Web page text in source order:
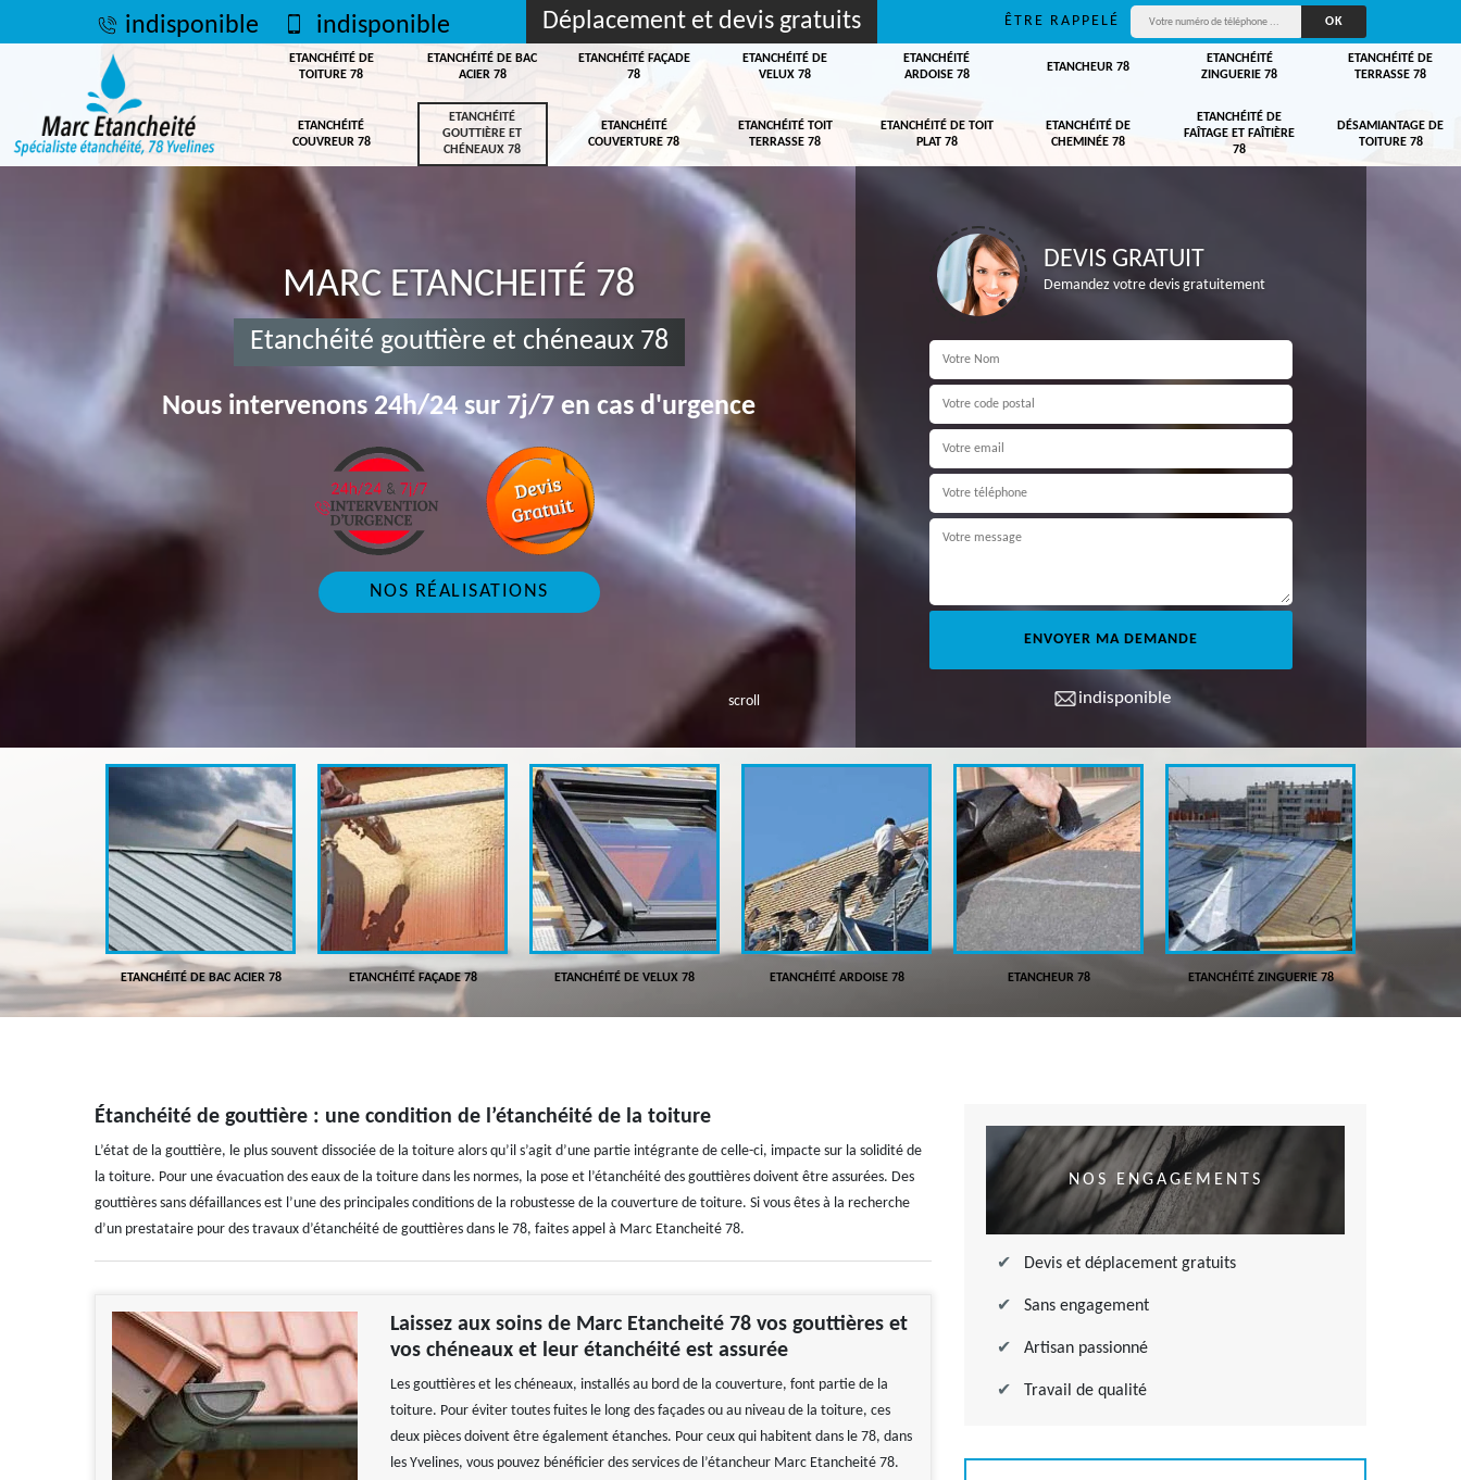
indisponible indisponible Déplacement et devis gratuits ÊTRE RAPPELÉ
ETANCHÉITÉ DE
TOITURE 78
ETANCHÉITÉ DE BAC
ACIER 78
ETANCHÉITÉ FAÇADE
78
ETANCHÉITÉ DE
VELUX 78
ETANCHÉITÉ
ARDOISE 78
ETANCHEUR 78
ETANCHÉITÉ
ZINGUERIE 78
ETANCHÉITÉ DE
TERRASSE 78
ETANCHÉITÉ
COUVREUR 78
ETANCHÉITÉ
GOUTTIÈRE ET
CHÉNEAUX 78
ETANCHÉITÉ
COUVERTURE 78
ETANCHÉITÉ TOIT
TERRASSE 78
ETANCHÉITÉ DE TOIT
PLAT 78
ETANCHÉITÉ DE
CHEMINÉE 78
ETANCHÉITÉ DE
FAÎTAGE ET FAÎTIÈRE
78
DÉSAMIANTAGE DE
TOITURE 78
scroll
MARC ETANCHEITÉ 78
Etanchéité gouttière et chéneaux 78
Nous intervenons 24h/24 sur 7j/7 en cas d'urgence
NOS RÉALISATIONS
DEVIS GRATUIT
Demandez votre devis gratuitement
indisponible
DE BAC ACIER 78 ETANCHÉITÉ FAÇADE 78 ETANCHÉITÉ DE VELUX 78 ETANCHÉITÉ ARDOISE 78 ETANCHEUR 78 ETANCHÉITÉ ZINGUERIE 78 ETANCHÉITÉ DE TERRASSE 78
Étanchéité de gouttière : une condition de l’étanchéité de la toiture
L’état de la gouttière, le plus souvent dissociée de la toiture alors qu’il s’agit d’une partie intégrante de celle-ci, impacte sur la solidité de
la toiture. Pour une évacuation des eaux de la toiture dans les normes, la pose et l’étanchéité des gouttières doivent être assurées. Des
gouttières sans défaillances est l’une des principales conditions de la robustesse de la couverture de toiture. Si vous êtes à la recherche
d’un prestataire pour des travaux d’étanchéité de gouttières dans le 78, faites appel à Marc Etancheité 78.
Laissez aux soins de Marc Etancheité 78 vos gouttières et
vos chéneaux et leur étanchéité est assurée
Les gouttières et les chéneaux, installés au bord de la couverture, font partie de la
toiture. Pour éviter toutes fuites le long des façades ou au niveau de la toiture, ces
deux pièces doivent être également étanches. Pour ceux qui habitent dans le 78, dans
les Yvelines, vous pouvez bénéficier des services de l’étancheur Marc Etancheité 78.
NOS ENGAGEMENTS
Devis et déplacement gratuits
Sans engagement
Artisan passionné
Travail de qualité